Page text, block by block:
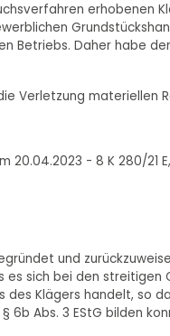
erhobenen
Betriebs. Daher habe
Verletzung materiellen
20.04.2023 - 8 K 280/21
und
sich bei den
Klägers handelt, so
6b Abs. 3 EStG bilden